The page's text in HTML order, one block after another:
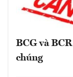
BCG và
chúng